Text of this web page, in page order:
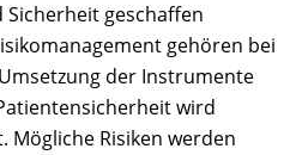
geschaffen
gehören bei
der Instrumente
wird
Risiken werden